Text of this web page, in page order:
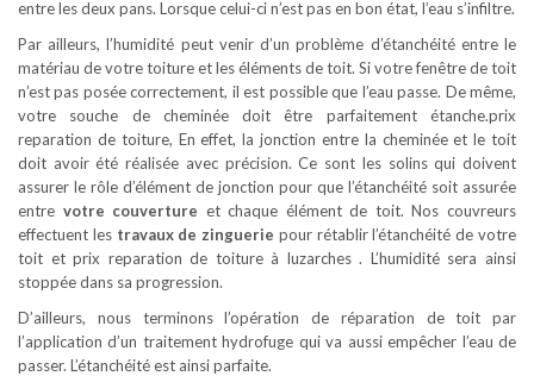
entre les deux pans. Lorsque celui-ci n’est pas en bon état, l’eau s’infiltre.
Par ailleurs, l’humidité peut venir d’un problème d’étanchéité entre le
matériau de votre toiture et les éléments de toit. Si votre fenêtre de toit
n’est pas posée correctement, il est possible que l’eau passe. De même,
votre souche de cheminée doit être parfaitement étanche.prix
reparation de toiture, En effet, la jonction entre la cheminée et le toit
doit avoir été réalisée avec précision. Ce sont les solins qui doivent
assurer le rôle d’élément de jonction pour que l’étanchéité soit assurée
entre votre couverture et chaque élément de toit. Nos couvreurs
effectuent lestravaux de zinguerie pour rétablir l’étanchéité de votre
toit et prix reparation de toiture à luzarches . L’humidité sera ainsi
stoppée dans sa progression.
D’ailleurs, nous terminons l’opération de réparation de toit par
l’application d’un traitement hydrofuge qui va aussi empêcher l’eau de
passer. L’étanchéité est ainsi parfaite.